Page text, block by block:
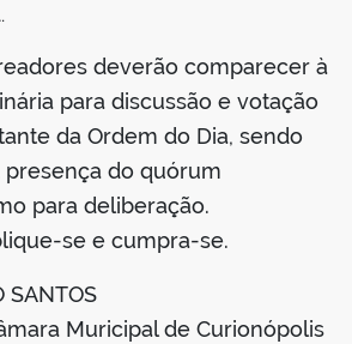
deverão comparecer à
para discussão e votação
da Ordem do Dia, sendo
do quórum
para deliberação.
se e cumpra-se.
SANTOS
Muricipal de Curionópolis